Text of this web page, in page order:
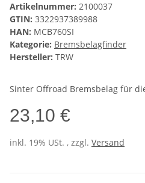
Artikelnummer: 2100037
GTIN: 3322937389988
HAN: MCB760SI
Kategorie: Bremsbelagfinder
Hersteller: TRW
Sinter Offroad Bremsbelag für
23,10 €
inkl. 19% USt. , zzgl. Versand